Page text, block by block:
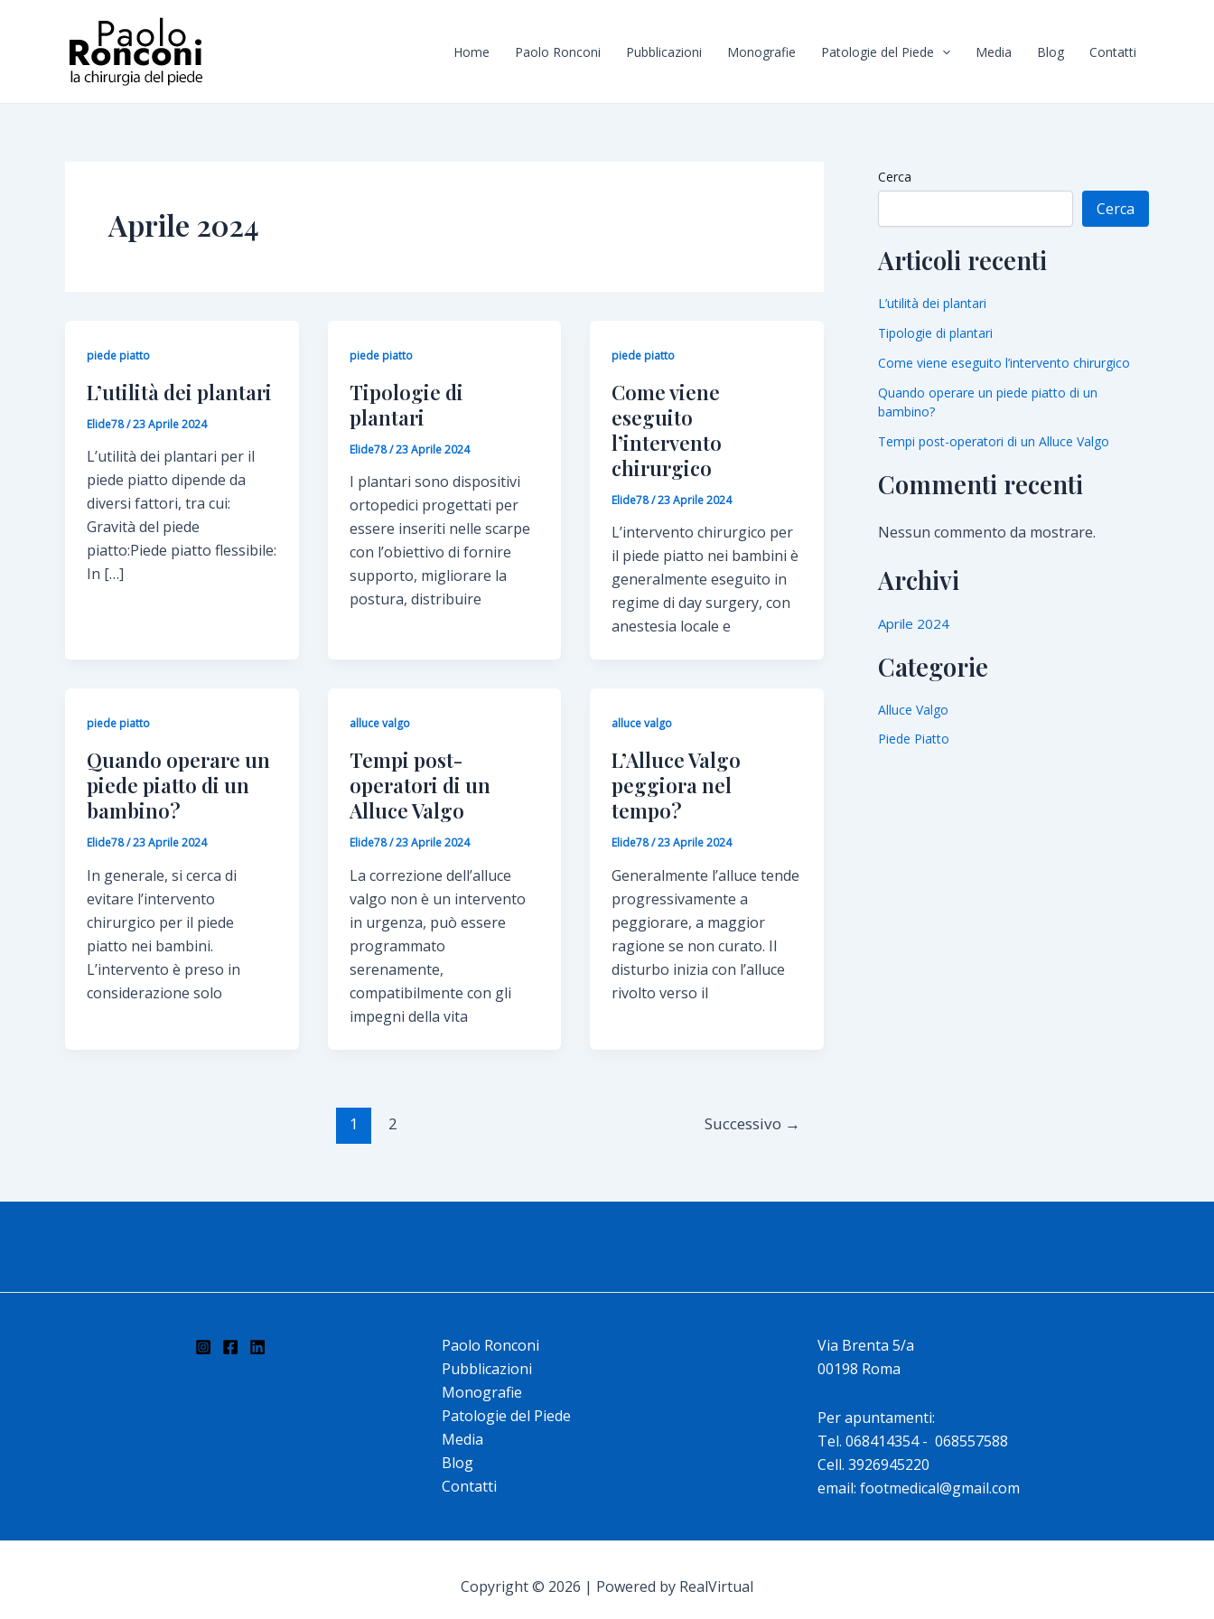
Home Paolo Ronconi Pubblicazioni Monografie Patologie del Piede Media Blog Contatti
Aprile 2024
piede piatto
L’utilità dei plantari
Elide78/23 Aprile 2024
L’utilità dei plantari per il
piede piatto dipende da
diversi fattori, tra cui:
Gravità del piede
piatto:Piede piatto flessibile:
In […]
piede piatto
Tipologie di
plantari
Elide78/23 Aprile 2024
I plantari sono dispositivi
ortopedici progettati per
essere inseriti nelle scarpe
con l’obiettivo di fornire
supporto, migliorare la
postura, distribuire
piede piatto
Come viene
eseguito
l’intervento
chirurgico
Elide78/23 Aprile 2024
L’intervento chirurgico per
il piede piatto nei bambini è
generalmente eseguito in
regime di day surgery, con
anestesia locale e
piede piatto
Quando operare un
piede piatto di un
bambino?
Elide78/23 Aprile 2024
In generale, si cerca di
evitare l’intervento
chirurgico per il piede
piatto nei bambini.
L’intervento è preso in
considerazione solo
alluce valgo
Tempi post-
operatori di un
Alluce Valgo
Elide78/23 Aprile 2024
La correzione dell’alluce
valgo non è un intervento
in urgenza, può essere
programmato
serenamente,
compatibilmente con gli
impegni della vita
alluce valgo
L’Alluce Valgo
peggiora nel
tempo?
Elide78/23 Aprile 2024
Generalmente l’alluce tende
progressivamente a
peggiorare, a maggior
ragione se non curato. Il
disturbo inizia con l’alluce
rivolto verso il
articoli
1 2 Successivo →
Cerca
Cerca
Articoli recenti
L’utilità dei plantari
Tipologie di plantari
Come viene eseguito l’intervento chirurgico
Quando operare un piede piatto di un
bambino?
Tempi post-operatori di un Alluce Valgo
Commenti recenti
Nessun commento da mostrare.
Archivi
Aprile 2024
Categorie
Alluce Valgo
Piede Piatto
Paolo Ronconi
Pubblicazioni
Monografie
Patologie del Piede
Media
Blog
Contatti
Via Brenta 5/a
00198 Roma
Per apuntamenti:
Tel. 068414354 - 068557588
Cell. 3926945220
email: footmedical@gmail.com
Copyright © 2026 | Powered by RealVirtual